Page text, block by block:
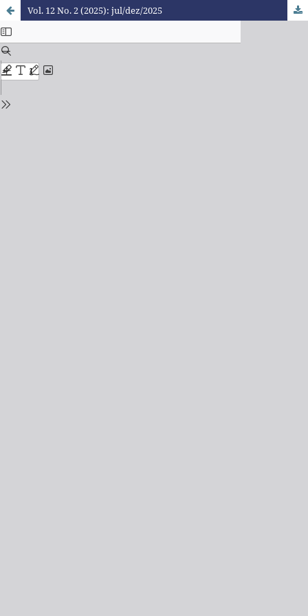
Vol. 12 No. 2 (2025): jul/dez/2025